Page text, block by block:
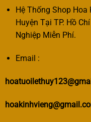
Hệ Thống Shop Hoa
Huyện Tại TP. Hồ
Nghiệp Miễn Phí.
Email :